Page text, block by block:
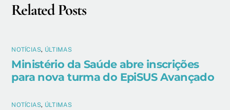
Related Posts
NOTÍCIAS, ÚLTIMAS
Ministério da Saúde abre inscrições
para nova turma do EpiSUS Avançado
NOTÍCIAS, ÚLTIMAS